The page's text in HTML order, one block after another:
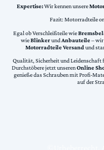
Expertise:Wir kennen unsere
Fazit: Motorradteile
Egal ob Verschleißteile wie
wieBlinkerundAnbauteile– wir
Motorradteile Versand und
Qualität, Sicherheit und Leidenschaft
Durchstöbere jetzt unserenOnline
genieße das Schrauben mit Profi-
auf der